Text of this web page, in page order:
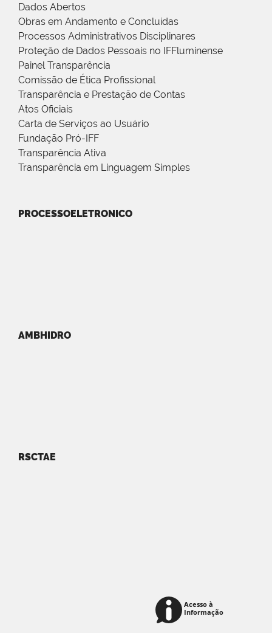
Dados Abertos
Obras em Andamento e Concluídas
Processos Administrativos Disciplinares
Proteção de Dados Pessoais no IFFluminense
Painel Transparência
Comissão de Ética Profissional
Transparência e Prestação de Contas
Atos Oficiais
Carta de Serviços ao Usuário
Fundação Pró-IFF
Transparência Ativa
Transparência em Linguagem Simples
PROCESSOELETRONICO
AMBHIDRO
RSCTAE